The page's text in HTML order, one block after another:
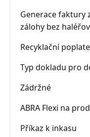
Generace faktury
zálohy bez
Recyklační
Typ dokladu pro
Zádržné
ABRA Flexi na
Příkaz k inkasu